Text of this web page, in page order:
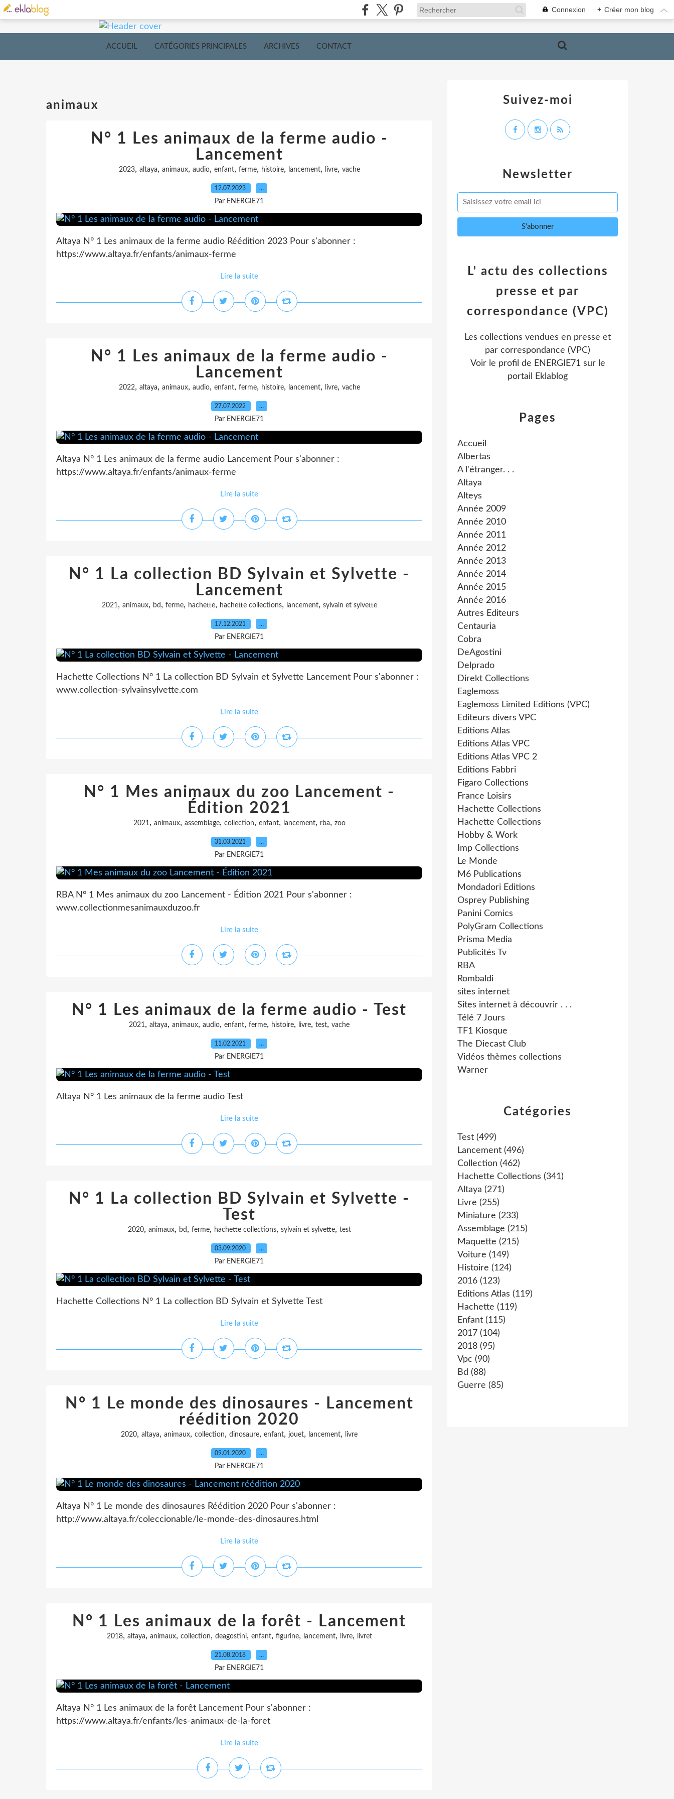
Connexion + Créer mon blog
ACCUEIL CATÉGORIES PRINCIPALES ARCHIVES CONTACT
animaux
N° 1 Les animaux de la ferme audio -
Lancement
2023, altaya, animaux, audio, enfant, ferme, histoire, lancement, livre, vache
12.07.2023 …
Par ENERGIE71
Altaya N° 1 Les animaux de la ferme audio Réédition 2023 Pour s'abonner :
https://www.altaya.fr/enfants/animaux-ferme
Lire la suite
N° 1 Les animaux de la ferme audio -
Lancement
2022, altaya, animaux, audio, enfant, ferme, histoire, lancement, livre, vache
27.07.2022 …
Par ENERGIE71
Altaya N° 1 Les animaux de la ferme audio Lancement Pour s'abonner :
https://www.altaya.fr/enfants/animaux-ferme
Lire la suite
N° 1 La collection BD Sylvain et Sylvette -
Lancement
2021, animaux, bd , ferme, hachette, hachette collections, lancement, sylvain et sylvette
17.12.2021 …
Par ENERGIE71
Hachette Collections N° 1 La collection BD Sylvain et Sylvette Lancement Pour s'abonner :
www.collection-sylvainsylvette.com
Lire la suite
N° 1 Mes animaux du zoo Lancement -
Édition 2021
2021, animaux, assemblage, collection, enfant, lancement, rba, zoo
31.03.2021 …
Par ENERGIE71
RBA N° 1 Mes animaux du zoo Lancement - Édition 2021 Pour s'abonner :
www.collectionmesanimauxduzoo.fr
Lire la suite
N° 1 Les animaux de la ferme audio - Test
2021, altaya, animaux, audio, enfant, ferme, histoire, livre, test, vache
11.02.2021 …
Par ENERGIE71
Altaya N° 1 Les animaux de la ferme audio Test
Lire la suite
N° 1 La collection BD Sylvain et Sylvette -
Test
2020, animaux, bd , ferme, hachette collections, sylvain et sylvette, test
03.09.2020 …
Par ENERGIE71
Hachette Collections N° 1 La collection BD Sylvain et Sylvette Test
Lire la suite
N° 1 Le monde des dinosaures - Lancement
réédition 2020
2020, altaya, animaux, collection, dinosaure, enfant, jouet, lancement, livre
09.01.2020 …
Par ENERGIE71
Altaya N° 1 Le monde des dinosaures Réédition 2020 Pour s'abonner :
http://www.altaya.fr/coleccionable/le-monde-des-dinosaures.html
Lire la suite
N° 1 Les animaux de la forêt - Lancement
2018, altaya, animaux, collection, deagostini, enfant, figurine, lancement, livre, livret
21.08.2018 …
Par ENERGIE71
Altaya N° 1 Les animaux de la forêt Lancement Pour s'abonner :
https://www.altaya.fr/enfants/les-animaux-de-la-foret
Lire la suite
Newsletter
Catégories
Test (499)
Lancement (496)
Collection (462)
Hachette Collections (341)
Altaya (271)
Livre (255)
Miniature (233)
Assemblage (215)
Maquette (215)
Voiture (149)
Histoire (124)
2016 (123)
Editions Atlas (119)
Hachette (119)
Enfant (115)
2017 (104)
2018 (95)
Vpc (90)
Bd (88)
Guerre (85)
Pages
Accueil
Albertas
A l'étranger. . .
Altaya
Alteys
Année 2009
Année 2010
Année 2011
Année 2012
Année 2013
Année 2014
Année 2015
Année 2016
Autres Editeurs
Centauria
Cobra
DeAgostini
Delprado
Direkt Collections
Eaglemoss
Eaglemoss Limited Editions (VPC)
Editeurs divers VPC
Editions Atlas
Editions Atlas VPC
Editions Atlas VPC 2
Editions Fabbri
Figaro Collections
France Loisirs
Hachette Collections
Hachette Collections
Hobby & Work
Imp Collections
Le Monde
M6 Publications
Mondadori Editions
Osprey Publishing
Panini Comics
PolyGram Collections
Prisma Media
Publicités Tv
RBA
Rombaldi
sites internet
Sites internet à découvrir . . .
Télé 7 Jours
TF1 Kiosque
The Diecast Club
Vidéos thèmes collections
Warner
L' actu des collections
presse et par
correspondance (VPC)
Les collections vendues en presse et
par correspondance (VPC)
Voir le profil de ENERGIE71sur le
portail Eklablog
Suivez-moi